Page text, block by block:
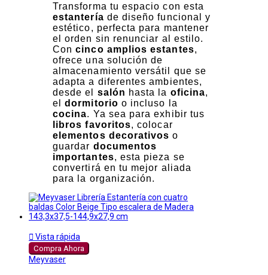
Transforma tu espacio con esta
estantería de diseño funcional y
estético, perfecta para mantener
el orden sin renunciar al estilo.
Concinco amplios estantes,
ofrece una solución de
almacenamiento versátil que se
adapta a diferentes ambientes,
desde el salón hasta la oficina,
eldormitorio o incluso la
cocina. Ya sea para exhibir tus
libros favoritos, colocar
elementos decorativos o
guardar documentos
importantes, esta pieza se
convertirá en tu mejor aliada
para la organización.
 Vista rápida
Compra Ahora
Meyvaser